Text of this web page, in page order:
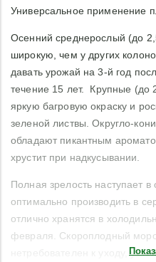
Универсальное применение
Осенний среднерослый (до
широкую, чем у других
давать урожай на 3-й год
течение 15 лет. Крупные (до
яркую багровую окраску и
зеленой листвы. Округло-
обладают пикантным
хрустит при надкусывании.
Полная зрелость наступает
оптимально производить в
отлично хранятся в
февраля. Скороплодный
нетребователен к уходу,